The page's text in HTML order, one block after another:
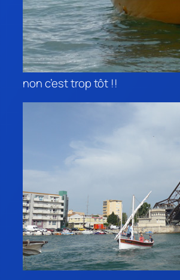
non c’est trop tôt !!